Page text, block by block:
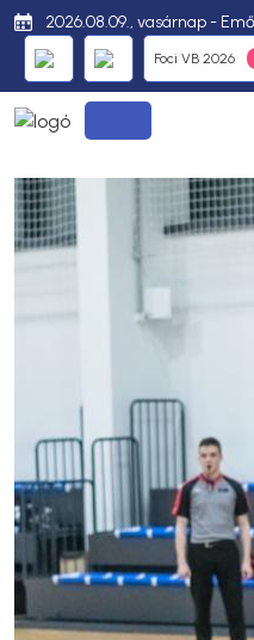
2026.08.09., vasárnap -
Foci VB 2026